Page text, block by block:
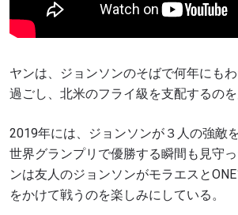
ヤンは、ジョンソンのそばで何年にも
過ごし、北米のフライ級を支配するのを
2019年には、ジョンソンが３人の強敵
世界グランプリで優勝する瞬間も見守
ンは友人のジョンソンがモラエスと
をかけて戦うのを楽しみにしている。